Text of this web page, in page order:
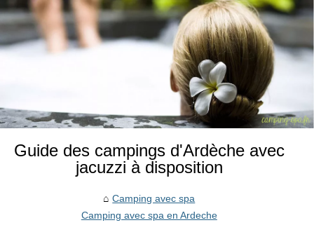
Guide des campings d'Ardèche avec
jacuzzi à disposition
Camping avec spa
Camping avec spa en Ardeche